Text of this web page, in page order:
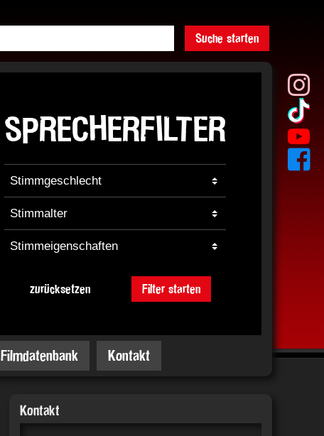
Suche starten
SPRECHERFILTER
zurücksetzen Filter starten
Filmdatenbank Kontakt
Kontakt